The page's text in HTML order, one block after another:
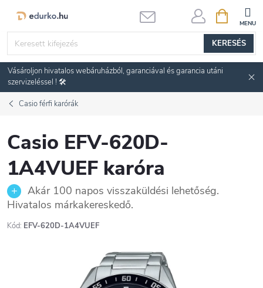
KERESÉS
KOSÁR
Vásároljon hivatalos webáruházból, garanciával és garancia utáni
szervizeléssel ! 🛠️
Casio férfi karórák
Casio EFV-620D-
1A4VUEF karóra
Akár 100 napos visszaküldési lehetőség.
Hivatalos márkakereskedő.
Kód: EFV-620D-1A4VUEF